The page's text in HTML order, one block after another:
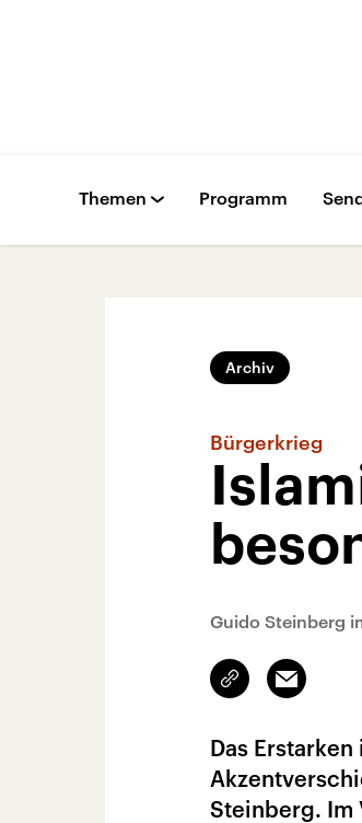
Themen Programm
Archiv
Bürgerkrieg
Guido Steinberg
Link
kopieren/teilen
Email
Das
Steinberg. Im